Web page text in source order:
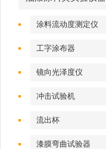
涂料流动度测定仪
工字涂布器
镜向光泽度仪
冲击试验机
流出杯
漆膜弯曲试验器